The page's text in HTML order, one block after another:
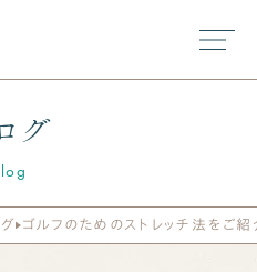
グ
ゴルフのためのストレッチ法をご